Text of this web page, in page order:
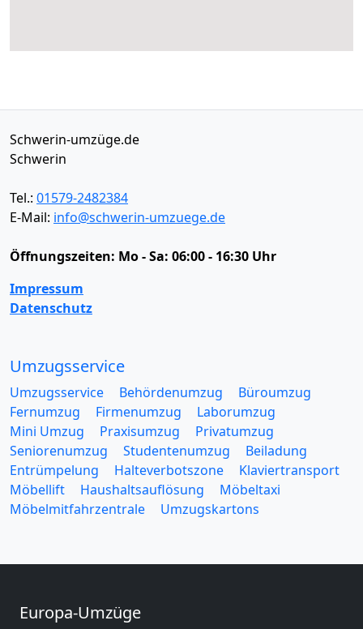
Schwerin-umzüge.de
Schwerin
Tel.: 01579-2482384
E-Mail: info@schwerin-umzuege.de
Öffnungszeiten: Mo - Sa: 06:00 - 16:30 Uhr
Impressum
Datenschutz
Umzugsservice
Umzugsservice Behördenumzug
Büroumzug
Fernumzug
Firmenumzug
Laborumzug
Mini Umzug
Praxisumzug
Privatumzug
Seniorenumzug
Studentenumzug
Beiladung
Entrümpelung
Halteverbotszone
Klaviertransport
Möbellift
Haushaltsauflösung
Möbeltaxi
Möbelmitfahrzentrale
Umzugskartons
Europa-Umzüge